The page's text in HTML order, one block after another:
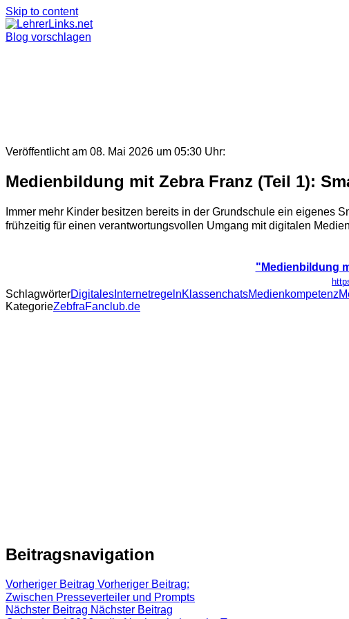
Skip to content
Blog vorschlagen
Veröffentlicht am 08. Mai 2026 um 05:30 Uhr:
Medienbildung mit Zebra Franz (Teil 1):
Immer mehr Kinder besitzen bereits in der Grundschule ein eigenes
frühzeitig für einen verantwortungsvollen Umgang mit digitalen
"Medienbildung
SchlagwörterDigitales InternetregelnKlassenchatsMedienkompetenz
KategorieZebfraFanclub.de
Beitragsnavigation
Vorheriger Beitrag Vorheriger Beitrag:
Zwischen Presseverteiler und Prompts
Nächster Beitrag Nächster Beitrag